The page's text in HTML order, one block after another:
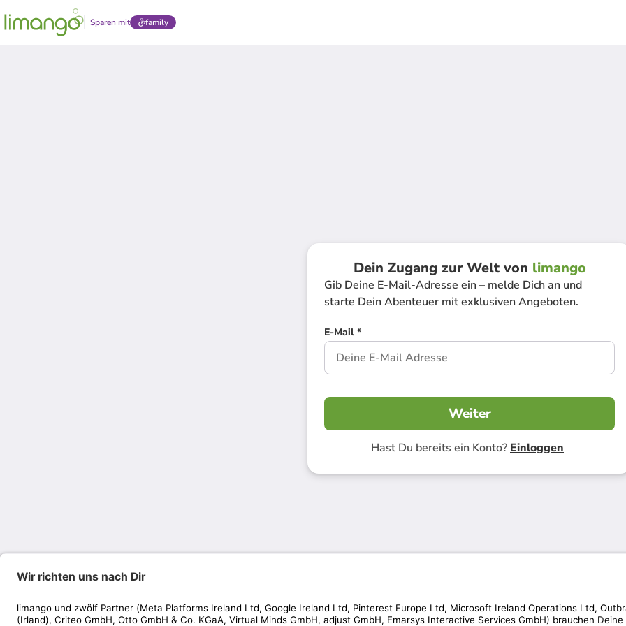
Sparen mit family
Dein Zugang zur Welt von limango
Gib Deine E-Mail-Adresse ein – melde Dich an und
starte Dein Abenteuer mit exklusiven Angeboten.
E-Mail *
Weiter
Hast Du bereits ein Konto? Einloggen